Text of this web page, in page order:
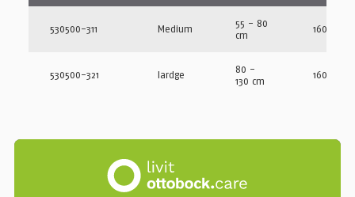
530500-311 Medium
55 - 80
cm
160 -
530500-321 lardge
80 -
130 cm
160 -